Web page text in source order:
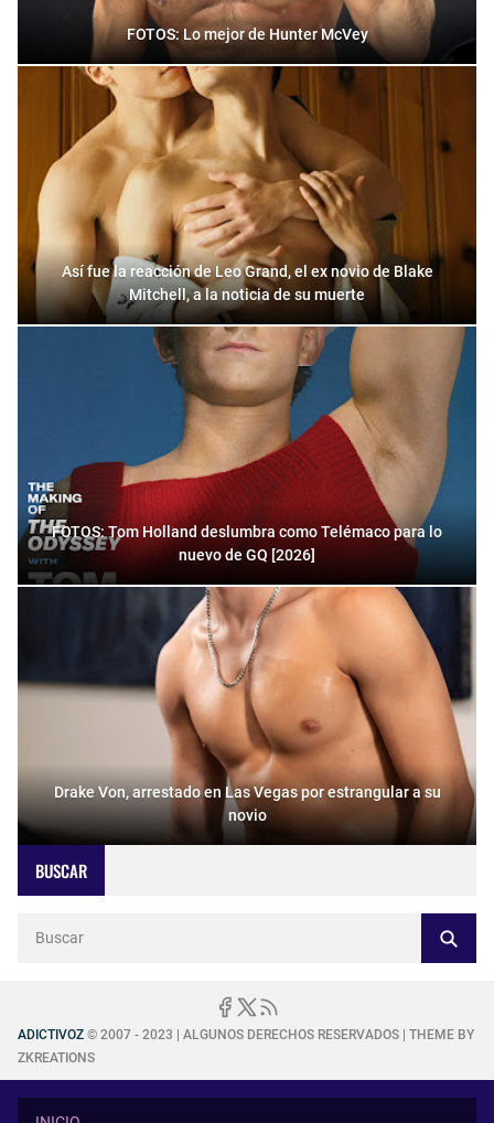
FOTOS: Lo mejor de Hunter McVey
Así fue la reacción de Leo Grand, el ex novio de Blake
Mitchell, a la noticia de su muerte
FOTOS: Tom Holland deslumbra como Telémaco para lo
nuevo de GQ [2026]
Drake Von, arrestado en Las Vegas por estrangular a su
novio
BUSCAR
ADICTIVOZ © 2007 - 2023 | ALGUNOS DERECHOS RESERVADOS | THEME BY
ZKREATIONS